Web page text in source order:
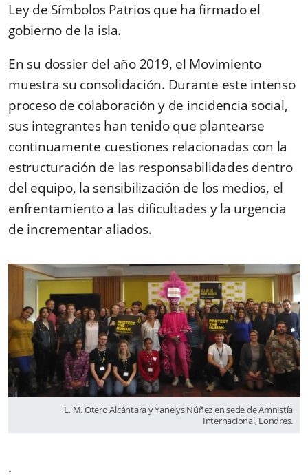
Ley de Símbolos Patrios que ha firmado el
gobierno de la isla.
En su dossier del año 2019, el Movimiento
muestra su consolidación. Durante este intenso
proceso de colaboración y de incidencia social,
sus integrantes han tenido que plantearse
continuamente cuestiones relacionadas con la
estructuración de las responsabilidades dentro
del equipo, la sensibilización de los medios, el
enfrentamiento a las dificultades y la urgencia
de incrementar aliados.
L. M. Otero Alcántara y Yanelys Núñez en sede de Amnistía
Internacional, Londres.
.